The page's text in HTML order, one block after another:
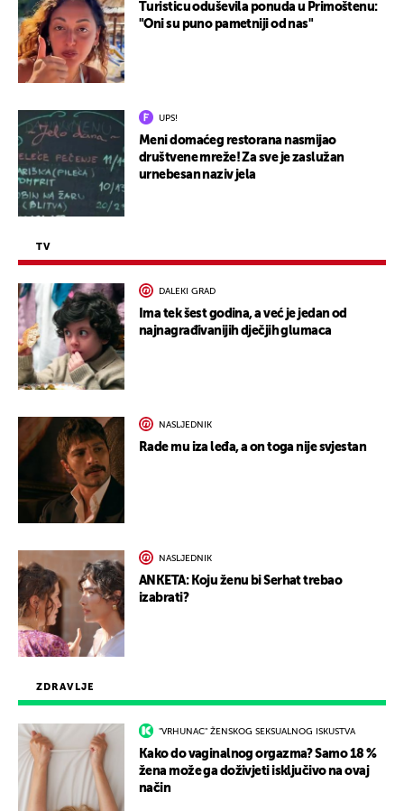
ZDRAVLJE
"VRHUNAC" ŽENSKOG SEKSUALNOG ISKUSTVA
Kako do vaginalnog orgazma? Samo 18 %
žena može ga doživjeti isključivo na ovaj
način
Turisticu oduševila ponuda u Primoštenu:
"Oni su puno pametniji od nas"
UPS!
Meni domaćeg restorana nasmijao
društvene mreže! Za sve je zaslužan
urnebesan naziv jela
TV
DALEKI GRAD
Ima tek šest godina, a već je jedan od
najnagrađivanijih dječjih glumaca
NASLJEDNIK
Rade mu iza leđa, a on toga nije svjestan
NASLJEDNIK
ANKETA: Koju ženu bi Serhat trebao
izabrati?